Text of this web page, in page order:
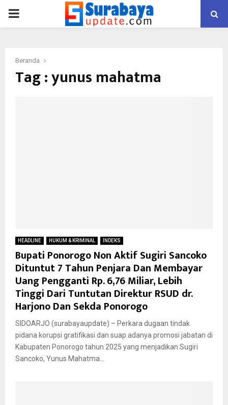
PRIMARY
Beranda
Tag : yunus mahatma
HEADLINE HUKUM & KRIMINAL INDEKS
Bupati Ponorogo Non Aktif Sugiri Sancoko
Dituntut 7 Tahun Penjara Dan Membayar
Uang Pengganti Rp. 6,76 Miliar, Lebih
Tinggi Dari Tuntutan Direktur RSUD dr.
Harjono Dan Sekda Ponorogo
SIDOARJO (surabayaupdate) – Perkara dugaan tindak
pidana korupsi gratifikasi dan suap adanya promosi jabatan di
Kabupaten Ponorogo tahun 2025 yang menjadikan Sugiri
Sancoko, Yunus Mahatma...